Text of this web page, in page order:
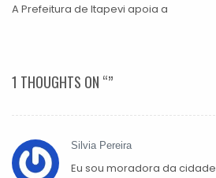
A Prefeitura de Itapevi apoia a
1 THOUGHTS ON “”
Silvia Pereira
Eu sou moradora da